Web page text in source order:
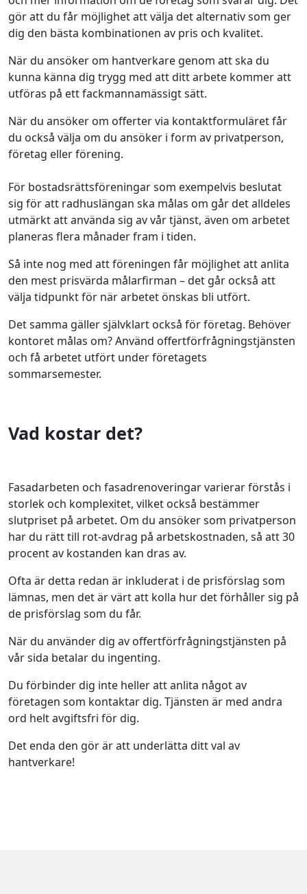
gör att du får möjlighet att välja det alternativ som ger
dig den bästa kombinationen av pris och kvalitet.
När du ansöker om hantverkare genom att ska du
kunna känna dig trygg med att ditt arbete kommer att
utföras på ett fackmannamässigt sätt.
När du ansöker om offerter via kontaktformuläret får
du också välja om du ansöker i form av privatperson,
företag eller förening.
För bostadsrättsföreningar som exempelvis beslutat
sig för att radhuslängan ska målas om går det alldeles
utmärkt att använda sig av vår tjänst, även om arbetet
planeras flera månader fram i tiden.
Så inte nog med att föreningen får möjlighet att anlita
den mest prisvärda målarfirman – det går också att
välja tidpunkt för när arbetet önskas bli utfört.
Det samma gäller självklart också för företag. Behöver
kontoret målas om? Använd offertförfrågningstjänsten
och få arbetet utfört under företagets
sommarsemester.
Vad kostar det?
Fasadarbeten och fasadrenoveringar varierar förstås i
storlek och komplexitet, vilket också bestämmer
slutpriset på arbetet. Om du ansöker som privatperson
har du rätt till rot-avdrag på arbetskostnaden, så att 30
procent av kostanden kan dras av.
Ofta är detta redan är inkluderat i de prisförslag som
lämnas, men det är värt att kolla hur det förhåller sig på
de prisförslag som du får.
När du använder dig av offertförfrågningstjänsten på
vår sida betalar du ingenting.
Du förbinder dig inte heller att anlita något av
företagen som kontaktar dig. Tjänsten är med andra
ord helt avgiftsfri för dig.
Det enda den gör är att underlätta ditt val av
hantverkare!